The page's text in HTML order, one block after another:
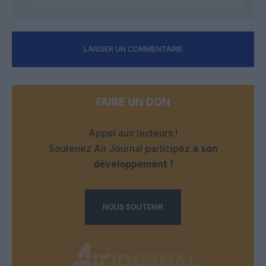
LAISSER UN COMMENTAIRE
FAIRE UN DON
Appel aux lecteurs !
Soutenez Air Journal participez à son
développement !
NOUS SOUTENIR